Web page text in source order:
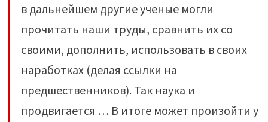
в дальнейшем другие ученые могли
прочитать наши труды, сравнить их со
своими, дополнить, использовать в своих
наработках (делая ссылки на
предшественников). Так наука и
продвигается … В итоге может произойти у